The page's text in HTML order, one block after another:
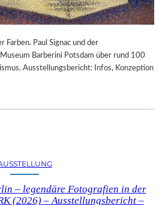
Farben. Paul Signac und der
Barberini Potsdam über rund 100
Ausstellungsbericht: Infos, Konzeption
– legendäre Fotografien in der
(2026) – Ausstellungsbericht –